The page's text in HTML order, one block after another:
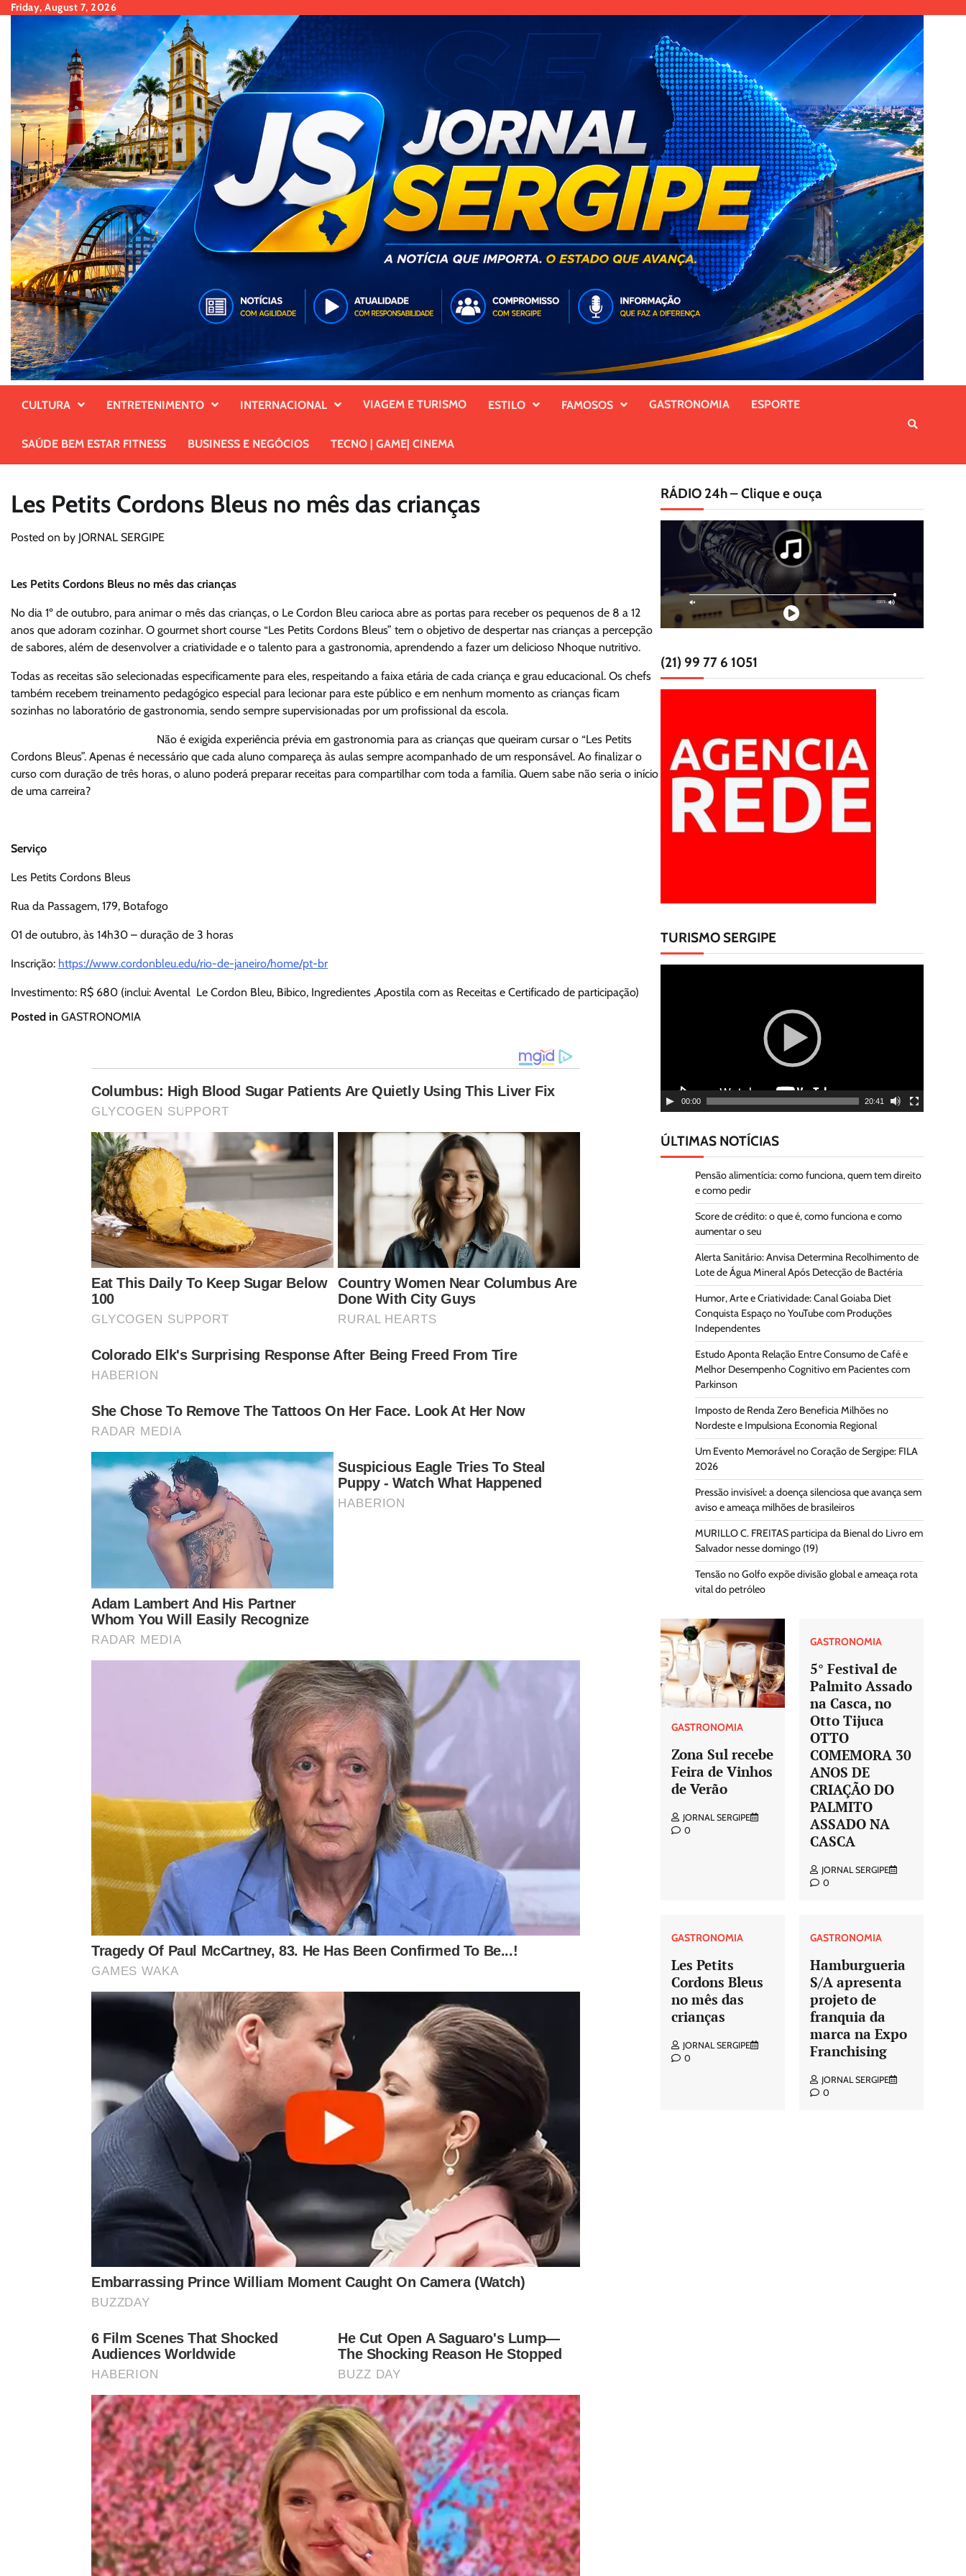
SkipFriday, August 7, 2026
CULTURA ENTRETENIMENTO INTERNACIONAL VIAGEM E TURISMO ESTILO FAMOSOS GASTRONOMIA ESPORTE
SAÚDE BEM ESTAR FITNESS BUSINESS E NEGÓCIOS TECNO | GAME| CINEMA
Les Petits Cordons Bleus no mês das crianças
Posted on by JORNAL SERGIPE
Les Petits Cordons Bleus no mês das crianças
No dia 1º de outubro, para animar o mês das crianças, o Le Cordon Bleu carioca abre as portas para receber os pequenos de 8 a 12
anos que adoram cozinhar. O gourmet short course “Les Petits Cordons Bleus” tem o objetivo de despertar nas crianças a percepção
de sabores, além de desenvolver a criatividade e o talento para a gastronomia, aprendendo a fazer um delicioso Nhoque nutritivo.
Todas as receitas são selecionadas especificamente para eles, respeitando a faixa etária de cada criança e grau educacional. Os chefs
também recebem treinamento pedagógico especial para lecionar para este público e em nenhum momento as crianças ficam
sozinhas no laboratório de gastronomia, sendo sempre supervisionadas por um profissional da escola.
Não é exigida experiência prévia em gastronomia para as crianças que queiram cursar o “Les Petits
Cordons Bleus”. Apenas é necessário que cada aluno compareça às aulas sempre acompanhado de um responsável. Ao finalizar o
curso com duração de três horas, o aluno poderá preparar receitas para compartilhar com toda a família. Quem sabe não seria o início
de uma carreira?
Serviço
Les Petits Cordons Bleus
Rua da Passagem, 179, Botafogo
01 de outubro, às 14h30 – duração de 3 horas
Inscrição: https://www.cordonbleu.edu/rio-de-janeiro/home/pt-br
Investimento: R$ 680 (inclui: Avental Le Cordon Bleu, Bibico, Ingredientes ,Apostila com as Receitas e Certificado de participação)
Posted in GASTRONOMIA
RÁDIO 24h – Clique e ouça
(21) 99 77 6 1051
TURISMO SERGIPE
00:00 20:41
ÚLTIMAS NOTÍCIAS
Pensão alimentícia: como funciona, quem tem direito
e como pedir
Score de crédito: o que é, como funciona e como
aumentar o seu
Alerta Sanitário: Anvisa Determina Recolhimento de
Lote de Água Mineral Após Detecção de Bactéria
Humor, Arte e Criatividade: Canal Goiaba Diet
Conquista Espaço no YouTube com Produções
Independentes
Estudo Aponta Relação Entre Consumo de Café e
Melhor Desempenho Cognitivo em Pacientes com
Parkinson
Imposto de Renda Zero Beneficia Milhões no
Nordeste e Impulsiona Economia Regional
Um Evento Memorável no Coração de Sergipe: FILA
2026
Pressão invisível: a doença silenciosa que avança sem
aviso e ameaça milhões de brasileiros
MURILLO C. FREITAS participa da Bienal do Livro em
Salvador nesse domingo (19)
Tensão no Golfo expõe divisão global e ameaça rota
vital do petróleo
GASTRONOMIA
Zona Sul recebe
Feira de Vinhos
de Verão
JORNAL SERGIPE
0
GASTRONOMIA
5° Festival de
Palmito Assado
na Casca, no
Otto Tijuca
OTTO
COMEMORA 30
ANOS DE
CRIAÇÃO DO
PALMITO
ASSADO NA
CASCA
JORNAL SERGIPE
0
GASTRONOMIA
Les Petits
Cordons Bleus
no mês das
crianças
JORNAL SERGIPE
0
GASTRONOMIA
Hamburgueria
S/A apresenta
projeto de
franquia da
marca na Expo
Franchising
JORNAL SERGIPE
0